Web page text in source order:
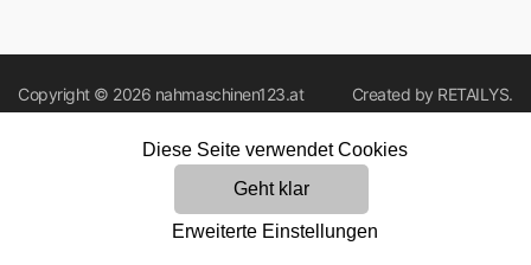
Copyright © 2026 nahmaschinen123.at Created by RETAILYS.
Diese Seite verwendet Cookies
Geht klar
Erweiterte Einstellungen